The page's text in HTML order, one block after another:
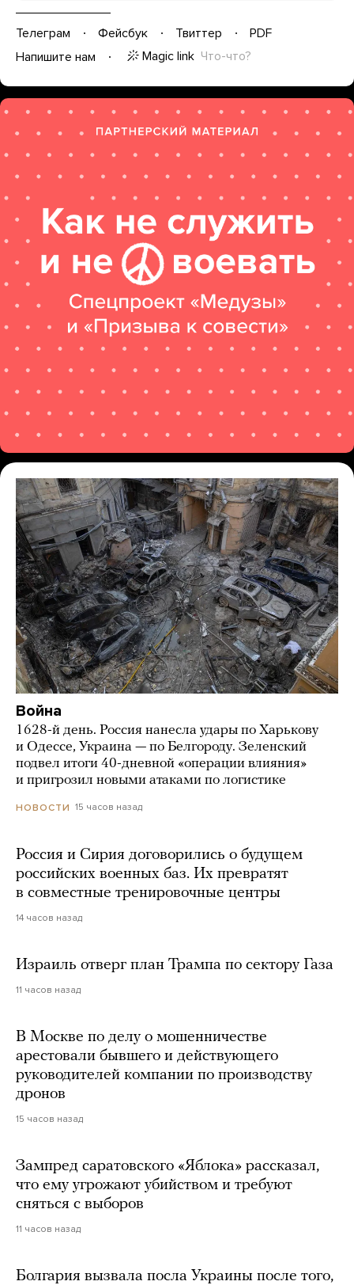
Телеграм Фейсбук Твиттер
PDF
Напишите нам
Magic link Что-что?
Война
1628-й день. Россия нанесла удары по Харькову
и Одессе, Украина — по Белгороду. Зеленский
подвел итоги 40-дневной «операции влияния»
и пригрозил новыми атаками по логистике
НОВОСТИ 15 часов назад
Россия и Сирия договорились о будущем
российских военных баз. Их превратят
в совместные тренировочные центры
14 часов назад
Израиль отверг план Трампа по сектору Газа
11 часов назад
В Москве по делу о мошенничестве
арестовали бывшего и действующего
руководителей компании по производству
дронов
15 часов назад
Зампред саратовского «Яблока» рассказал,
что ему угрожают убийством и требуют
сняться с выборов
11 часов назад
Болгария вызвала посла Украины после того,